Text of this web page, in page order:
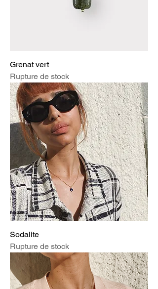
Grenat vert
Rupture de stock
Sodalite
Rupture de stock